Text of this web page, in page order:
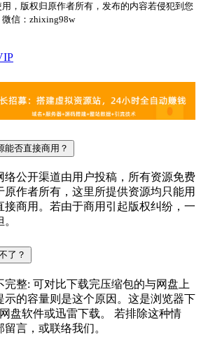
，版权归原作者所有，发布的内容若侵犯到您
信：zhixing98w
能否直接商用？
络公开渠道由用户投稿，所有资源免费
作者所有，这里所提供资源均只能用
接商用。若由于商用引起版权纠纷，一
了？
整: 可对比下载完压缩包的与网盘上
示的容量则是这个原因。这是浏览器下
盘软件或迅雷下载。 若排除这种情
言，或联络我们。